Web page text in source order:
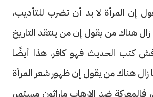
إن المرأة لا بد أن تضرب للتأديب،
زال هناك من يقول إن من ينتقد التاريخ
كتب الحديث فهو كافر، هذا أيضًا
زال هناك من يقول إن ظهور شعر المرأة
فالمعركة ضد الإرهاب ماراثون مستمر،